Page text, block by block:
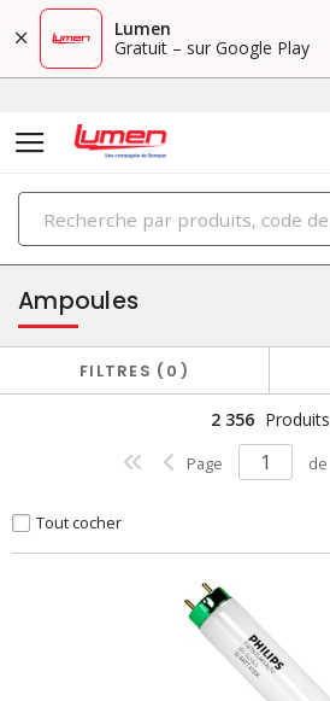
Lumen
Gratuit – sur Google Play
PRODUITS
éclairage
Ampoules
FILTRES 0
2 356 Produits
Page de
Tout cocher